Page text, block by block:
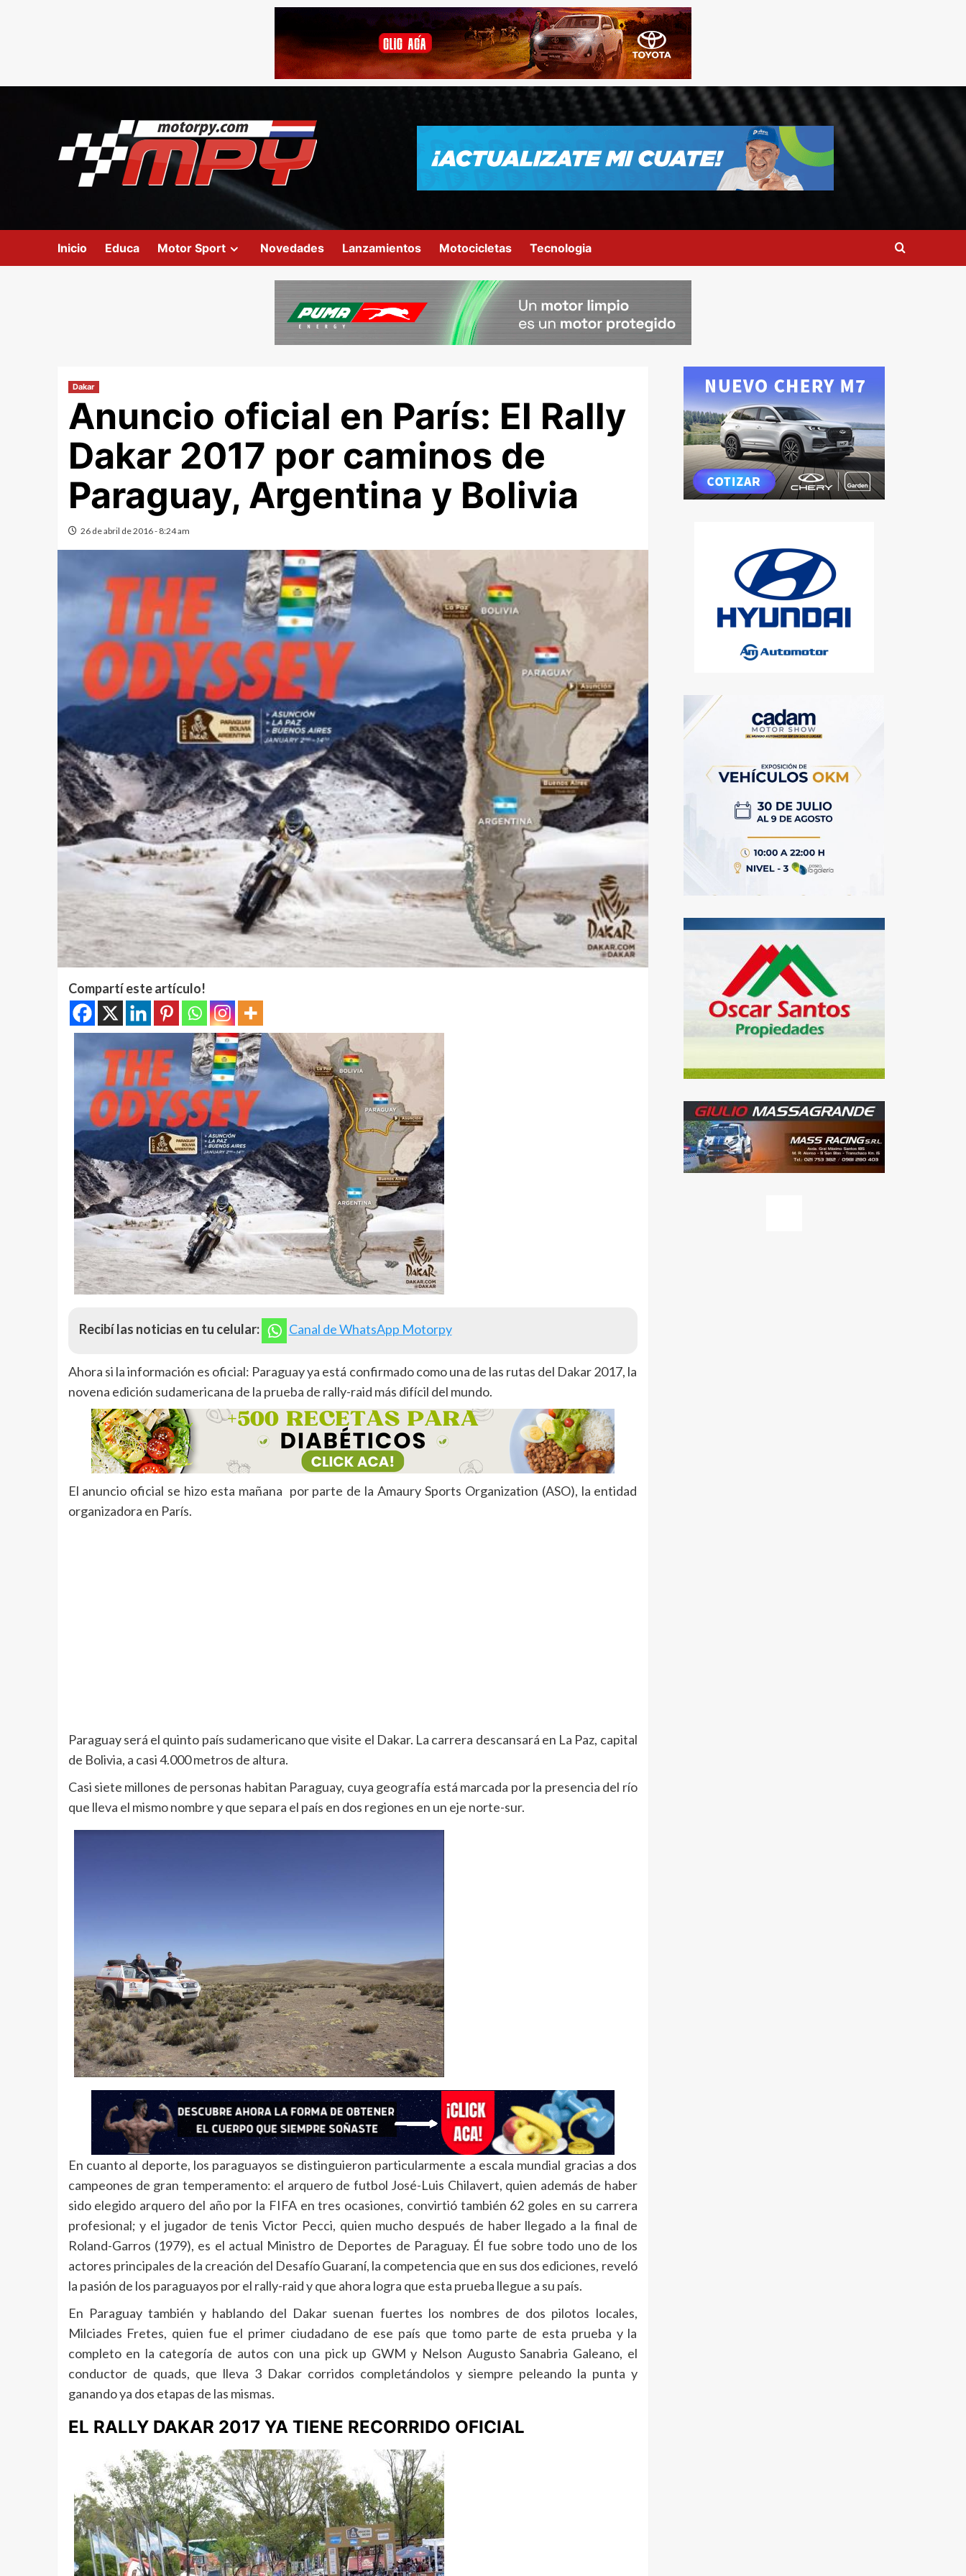
Inicio Educa Motor Sport Novedades Lanzamientos Motocicletas Tecnologia
Dakar
Anuncio oficial en París: El Rally
Dakar 2017 por caminos de
Paraguay, Argentina y Bolivia
26 de abril de 2016 - 8:24 am
Compartí este artículo!
Recibí las noticias en tu celular: Canal de WhatsApp Motorpy
Ahora si la información es oficial: Paraguay ya está confirmado como una de las rutas del Dakar 2017, la
novena edición sudamericana de la prueba de rally-raid más difícil del mundo.
El anuncio oficial se hizo esta mañana por parte de la Amaury Sports Organization (ASO), la entidad
organizadora en París.
Paraguay será el quinto país sudamericano que visite el Dakar. La carrera descansará en La Paz, capital
de Bolivia, a casi 4.000 metros de altura.
Casi siete millones de personas habitan Paraguay, cuya geografía está marcada por la presencia del río
que lleva el mismo nombre y que separa el país en dos regiones en un eje norte-sur.
En cuanto al deporte, los paraguayos se distinguieron particularmente a escala mundial gracias a dos
campeones de gran temperamento: el arquero de futbol José-Luis Chilavert, quien además de haber
sido elegido arquero del año por la FIFA en tres ocasiones, convirtió también 62 goles en su carrera
profesional; y el jugador de tenis Victor Pecci, quien mucho después de haber llegado a la final de
Roland-Garros (1979), es el actual Ministro de Deportes de Paraguay. Él fue sobre todo uno de los
actores principales de la creación del Desafío Guaraní, la competencia que en sus dos ediciones, reveló
la pasión de los paraguayos por el rally-raid y que ahora logra que esta prueba llegue a su país.
En Paraguay también y hablando del Dakar suenan fuertes los nombres de dos pilotos locales,
Milciades Fretes, quien fue el primer ciudadano de ese país que tomo parte de esta prueba y la
completo en la categoría de autos con una pick up GWM y Nelson Augusto Sanabria Galeano, el
conductor de quads, que lleva 3 Dakar corridos completándolos y siempre peleando la punta y
ganando ya dos etapas de las mismas.
EL RALLY DAKAR 2017 YA TIENE RECORRIDO OFICIAL